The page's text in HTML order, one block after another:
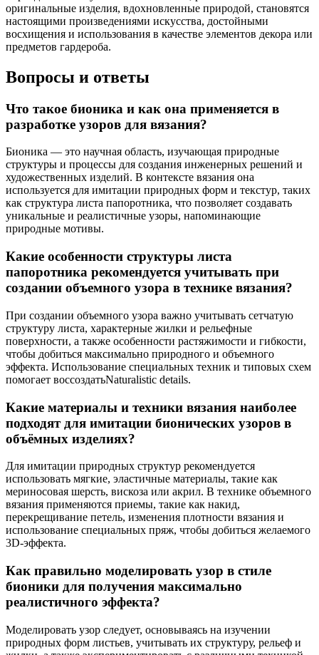
оригинальные изделия, вдохновленные природой, становятся
настоящими произведениями искусства, достойными
восхищения и использования в качестве элементов декора или
предметов гардероба.
Вопросы и ответы
Что такое бионика и как она применяется в
разработке узоров для вязания?
Бионика — это научная область, изучающая природные
структуры и процессы для создания инженерных решений и
художественных изделий. В контексте вязания она
используется для имитации природных форм и текстур, таких
как структура листа папоротника, что позволяет создавать
уникальные и реалистичные узоры, напоминающие
природные мотивы.
Какие особенности структуры листа
папоротника рекомендуется учитывать при
создании объемного узора в технике вязания?
При создании объемного узора важно учитывать сетчатую
структуру листа, характерные жилки и рельефные
поверхности, а также особенности растяжимости и гибкости,
чтобы добиться максимально природного и объемного
эффекта. Использование специальных техник и типовых схем
помогает воссоздатьNaturalistic details.
Какие материалы и техники вязания наиболее
подходят для имитации бионических узоров в
объёмных изделиях?
Для имитации природных структур рекомендуется
использовать мягкие, эластичные материалы, такие как
мериносовая шерсть, вискоза или акрил. В технике объемного
вязания применяются приемы, такие как накид,
перекрещивание петель, изменения плотности вязания и
использование специальных пряж, чтобы добиться желаемого
3D-эффекта.
Как правильно моделировать узор в стиле
бионики для получения максимально
реалистичного эффекта?
Моделировать узор следует, основываясь на изучении
природных форм листьев, учитывать их структуру, рельеф и